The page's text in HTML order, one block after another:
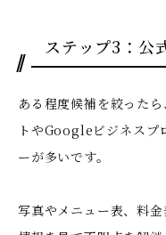
ステップ3：公
ある程度候補を絞った
トやGoogleビジネスプ
ーが多いです。
写真やメニュー表、料